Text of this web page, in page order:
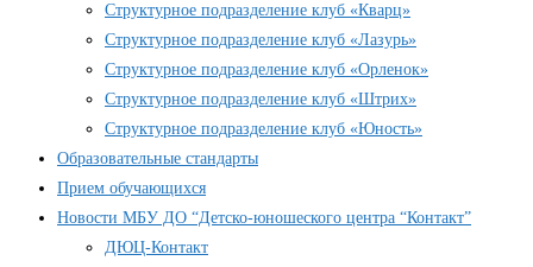
Структурное подразделение клуб «Кварц»
Структурное подразделение клуб «Лазурь»
Структурное подразделение клуб «Орленок»
Структурное подразделение клуб «Штрих»
Структурное подразделение клуб «Юность»
Образовательные стандарты
Прием обучающихся
Новости МБУ ДО “Детско-юношеского центра “Контакт”
ДЮЦ-Контакт